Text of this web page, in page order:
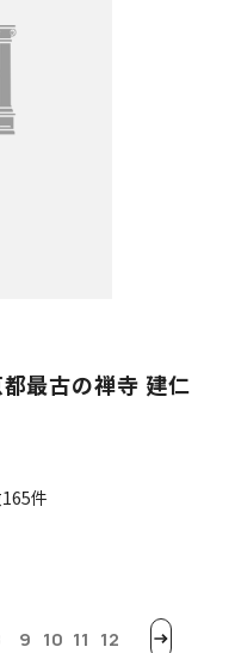
最古の禅寺 建仁
件
9 10 11 12